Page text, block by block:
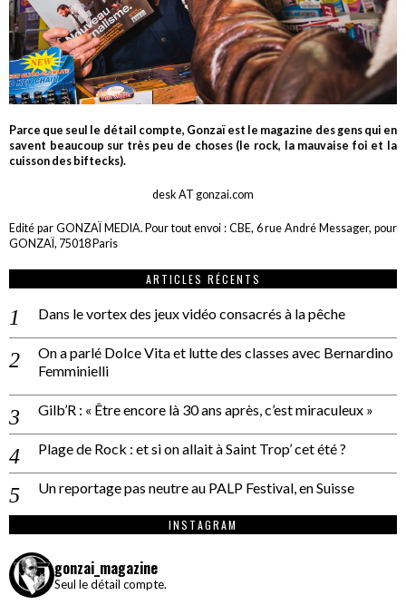
Parce que seul le détail compte, Gonzaï est le magazine des gens qui en
savent beaucoup sur très peu de choses (le rock, la mauvaise foi et la
cuisson des biftecks).
desk AT gonzai.com
Edité par GONZAÏ MEDIA. Pour tout envoi : CBE, 6 rue André Messager, pour
GONZAÏ, 75018 Paris
ARTICLES RÉCENTS
Dans le vortex des jeux vidéo consacrés à la pêche
On a parlé Dolce Vita et lutte des classes avec Bernardino
Femminielli
Gilb’R : « Être encore là 30 ans après, c’est miraculeux »
Plage de Rock : et si on allait à Saint Trop’ cet été ?
Un reportage pas neutre au PALP Festival, en Suisse
INSTAGRAM
gonzai_magazine
Seul le détail compte.